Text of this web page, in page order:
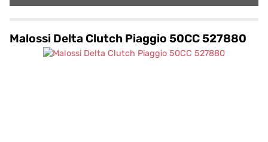
Malossi Delta Clutch Piaggio 50CC 527880